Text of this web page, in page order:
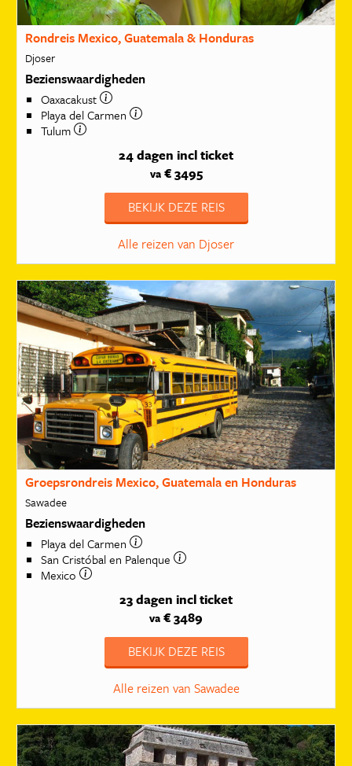
Rondreis Mexico, Guatemala & Honduras
Djoser
Bezienswaardigheden
Oaxacakust
Playa del Carmen
Tulum
24 dagen incl ticket
va€ 3495
BEKIJK DEZE REIS
Alle reizen van Djoser
Groepsrondreis Mexico, Guatemala en Honduras
Sawadee
Bezienswaardigheden
Playa del Carmen
San Cristóbal en Palenque
Mexico
23 dagen incl ticket
va € 3489
BEKIJK DEZE REIS
Alle reizen van Sawadee